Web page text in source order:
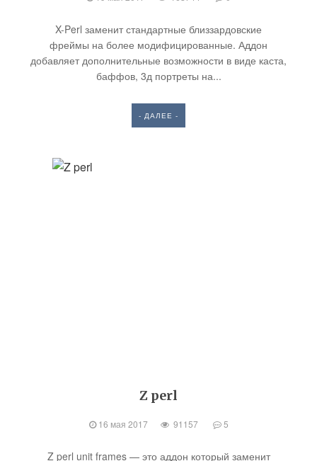
X-Perl заменит стандартные близзардовские
фреймы на более модифицированные. Аддон
добавляет дополнительные возможности в виде каста,
баффов, 3д портреты на...
- ДАЛЕЕ -
Z perl
16 мая 2017 91157 5
Z perl unit frames — это аддон который заменит